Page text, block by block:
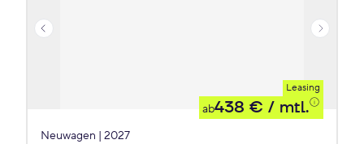
Leasing
ab438 € / mtl.
Neuwagen | 2027